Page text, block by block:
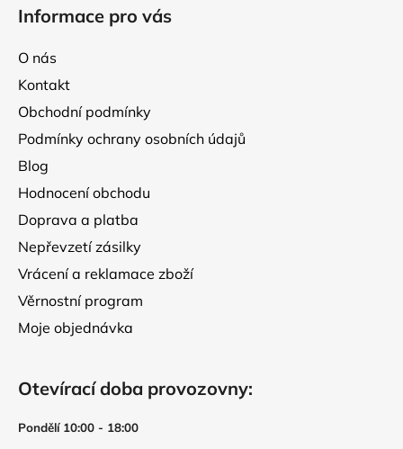
y
Informace pro vás
O nás
Kontakt
Obchodní podmínky
Podmínky ochrany osobních údajů
Blog
Hodnocení obchodu
Doprava a platba
Nepřevzetí zásilky
Vrácení a reklamace zboží
Věrnostní program
Moje objednávka
Otevírací doba provozovny:
Pondělí 10:00 - 18:00